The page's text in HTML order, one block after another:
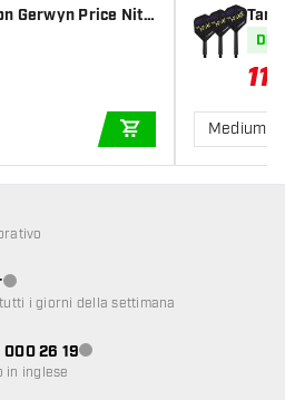
Gerwyn Price Nitr
and Gold Top
AGGIUNGI AL
11
Medium
Servizio clienti non disponibile
i giorni della settimana
000 26 19Servizio clienti non disponibile
in inglese